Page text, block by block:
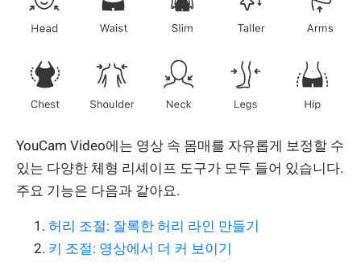
YouCam Video에는 영상 속 몸매를 자유롭게 보정할 수
있는 다양한 체형 리셰이프 도구가 모두 들어 있습니다.
주요 기능은 다음과 같아요.
허리 조절: 잘록한 허리 라인 만들기
키 조절: 영상에서 더 커 보이기